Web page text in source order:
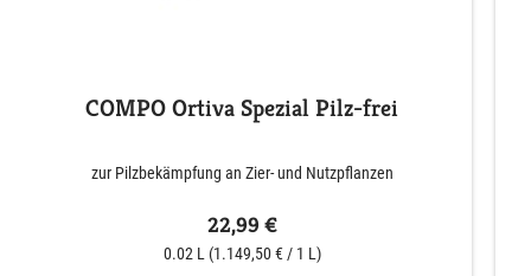
COMPO Ortiva Spezial Pilz-frei
zur Pilzbekämpfung an Zier- und Nutzpflanzen
22,99 €
0.02 L (1.149,50 € / 1 L)